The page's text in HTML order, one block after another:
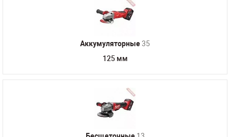
Аккумуляторные35
125 мм